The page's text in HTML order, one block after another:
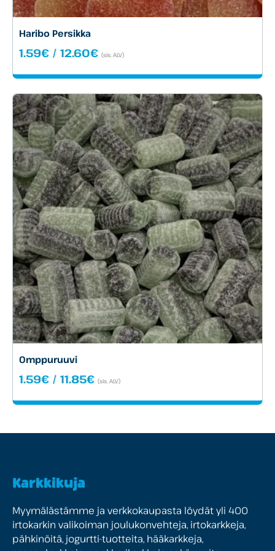
Haribo Persikka
1.59€ / 12.60€Hintaluokka:
-
(sis. ALV)
Omppuruuvi
1.59€ / 11.85€Hintaluokka:
-
(sis. ALV)
Karkkikuja
Myymälästämme ja verkkokaupasta löydät yli 400
irtokarkin valikoiman joulukonvehteja, irtokarkkeja,
pähkinöitä, jogurtti-tuotteita, hääkarkkeja,